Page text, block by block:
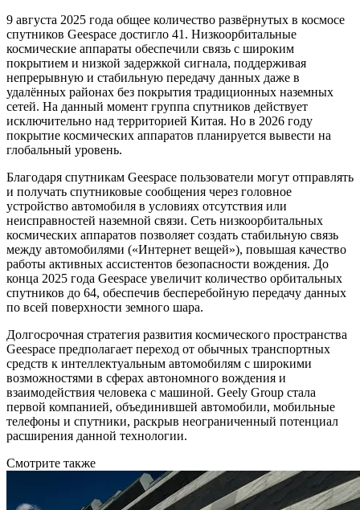
9 августа 2025 года общее количество развёрнутых в космосе
спутников Geespace достигло 41. Низкоорбитальные
космические аппараты обеспечили связь с широким
покрытием и низкой задержкой сигнала, поддерживая
непрерывную и стабильную передачу данных даже в
удалённых районах без покрытия традиционных наземных
сетей. На данный момент группа спутников действует
исключительно над территорией Китая. Но в 2026 году
покрытие космических аппаратов планируется вывести на
глобальный уровень.
Благодаря спутникам Geespace пользователи могут отправлять
и получать спутниковые сообщения через головное
устройство автомобиля в условиях отсутствия или
неисправностей наземной связи. Сеть низкоорбитальных
космических аппаратов позволяет создать стабильную связь
между автомобилями («Интернет вещей»), повышая качество
работы активных ассистентов безопасности вождения. До
конца 2025 года Geespace увеличит количество орбитальных
спутников до 64, обеспечив бесперебойную передачу данных
по всей поверхности земного шара.
Долгосрочная стратегия развития космического пространства
Geespace предполагает переход от обычных транспортных
средств к интеллектуальным автомобилям с широкими
возможностями в сферах автономного вождения и
взаимодействия человека с машиной. Geely Group стала
первой компанией, объединившей автомобили, мобильные
телефоны и спутники, раскрыв неограниченный потенциал
расширения данной технологии.
Смотрите также